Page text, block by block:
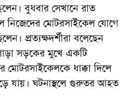
বুধবার সেখানে রাত
নিজেদের মোটরসাইকেল যোগে
প্রত্যক্ষদর্শীরা বলেছেন
সড়কের মুখে একটি
মোটরসাইকেলকে ধাক্কা দিলে
যায়। ঘটনাস্থলে গুরুতর আহত